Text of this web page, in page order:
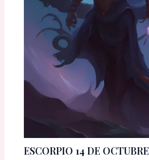
ESCORPIO 14 DE OCTUBRE